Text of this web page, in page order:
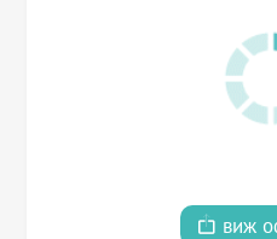
виж